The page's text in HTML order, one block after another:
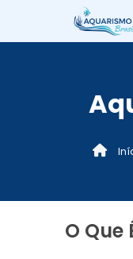
O Que